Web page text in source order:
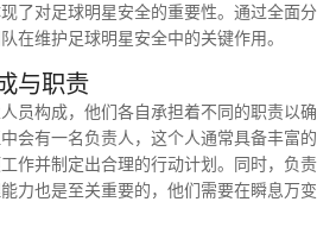
了对足球明星安全的重要性。通过全面分
在维护足球明星安全中的关键作用。
与职责
员构成，他们各自承担着不同的职责以确
会有一名负责人，这个人通常具备丰富的
作并制定出合理的行动计划。同时，负责
力也是至关重要的，他们需要在瞬息万变